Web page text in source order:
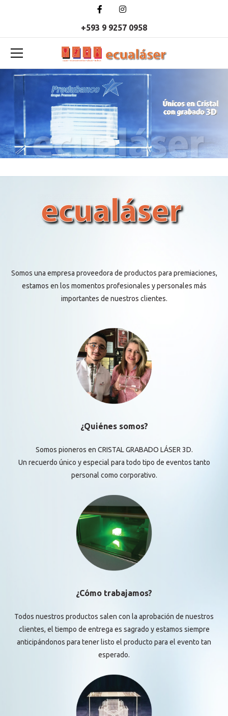
+593 9 9257 0958
Somos una empresa proveedora de productos para premiaciones,
estamos en los momentos profesionales y personales más
importantes de nuestros clientes.
¿Quiénes somos?
Somos pioneros en CRISTAL GRABADO LÁSER 3D.
Un recuerdo único y especial para todo tipo de eventos tanto
personal como corporativo.
¿Cómo trabajamos?
Todos nuestros productos salen con la aprobación de nuestros
clientes, el tiempo de entrega es sagrado y estamos siempre
anticipándonos para tener listo el producto para el evento tan
esperado.